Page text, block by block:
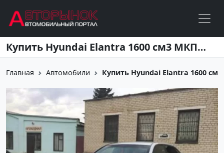
Перейти к основному содержанию Купить Hyundai Elantra 1600 см3 МКПП (98 л.с.) Бензиновый в кропоткин: цвет cеребрянный Хетчбэк 2005 года по цене 245000 рублей, объявление №3239 на сайте Авторынок23
Главная Автомобили Купить Hyundai Elantra 1600